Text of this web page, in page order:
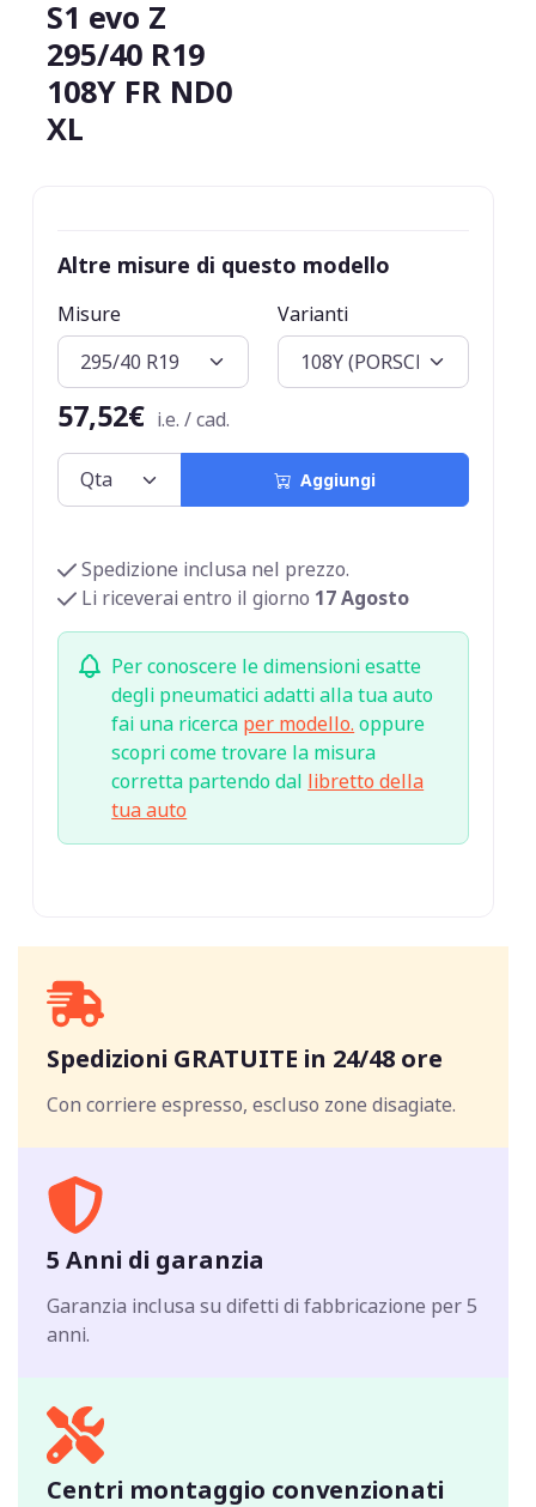
S1 evo Z
295/40 R19
108Y FR ND0
XL
Altre misure di questo modello
Misure Varianti
57,52€ i.e. / cad.
Aggiungi
Spedizione inclusa nel prezzo.
Li riceverai entro il giorno 17 Agosto
Per conoscere le dimensioni esatte
degli pneumatici adatti alla tua auto
fai una ricerca per modello. oppure
scopri come trovare la misura
corretta partendo dal libretto della
tua auto
Spedizioni GRATUITE in 24/48 ore
Con corriere espresso, escluso zone disagiate.
5 Anni di garanzia
Garanzia inclusa su difetti di fabbricazione per 5
anni.
Centri montaggio convenzionati